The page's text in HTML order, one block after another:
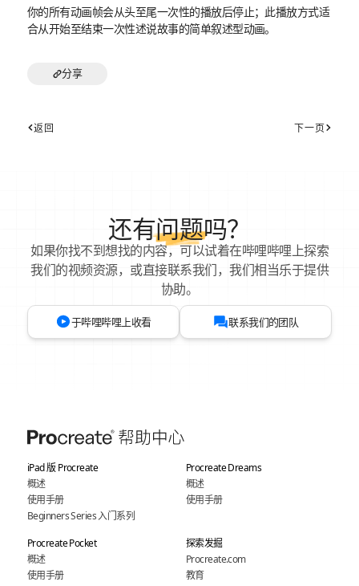
你的所有动画帧会从头至尾一次性的播放后停止；此播放方式适
合从开始至结束一次性述说故事的简单叙述型动画。
分享
返回 下一页
还有问题吗？
如果你找不到想找的内容，可以试着在哔哩哔哩上探索
我们的视频资源，或直接联系我们，我们相当乐于提供
协助。
于哔哩哔哩上收看 联系我们的团队
iPad 版 Procreate
概述
使用手册
Beginners Series 入门系列
Procreate Dreams
概述
使用手册
Procreate Pocket
概述
使用手册
探索发掘
Procreate.com
教育